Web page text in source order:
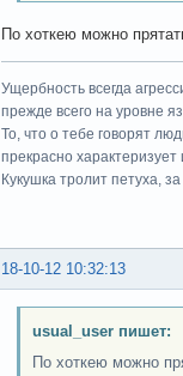
По хоткею можно
Ущербность всегда
прежде всего на уровне
То, что о тебе говорят
прекрасно характеризует
Кукушка тролит петуха,
18-10-12 10:32:13
usual_user пишет:
По хоткею можно